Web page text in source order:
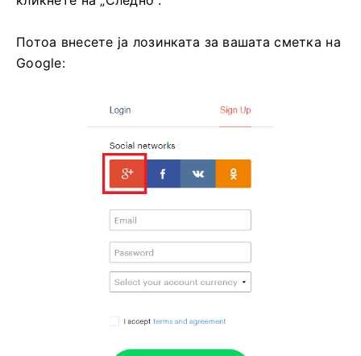
Потоа внесете ја лозинката за вашата сметка на
Google: